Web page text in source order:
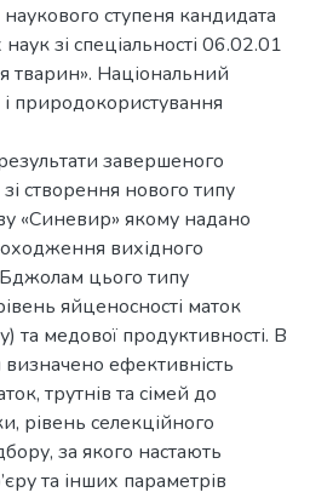
ступеня кандидата
зі спеціальності 06.02.01
тварин». Національний
і природокористування
завершеного
створення нового типу
«Синевир» якому надано
вихідного
Бджолам цього типу
яйценосності маток
та медової продуктивності. В
ефективність
трутнів та сімей до
рівень селекційного
за якого настають
та інших параметрів